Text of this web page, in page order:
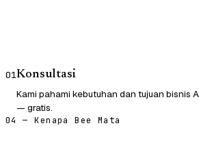
01Konsultasi
Kami pahami kebutuhan dan tujuan bisnis
— gratis.
04 — Kenapa Bee Mata